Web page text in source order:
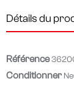
Détails du
Référence
Conditionner